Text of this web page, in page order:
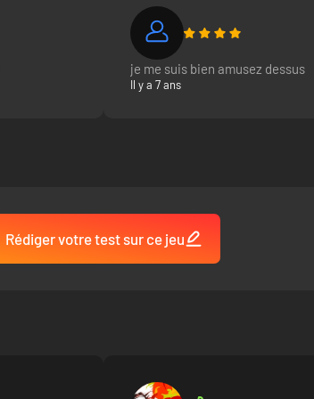
je me suis bien amusez dessus
Il y a 7 ans
Rédiger votre test sur ce jeu